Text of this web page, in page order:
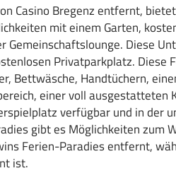
Casino Bregenz entfernt,
mit einem Garten,
Gemeinschaftslounge. Diese
Privatparkplatz. Diese
Bettwäsche, Handtüchern,
einer voll ausgestatteten
verfügbar und in der
gibt es Möglichkeiten zum
Ferien-Paradies entfernt,
ist.